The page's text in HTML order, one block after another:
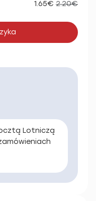
1.65€ 2.20€
Lotniczą